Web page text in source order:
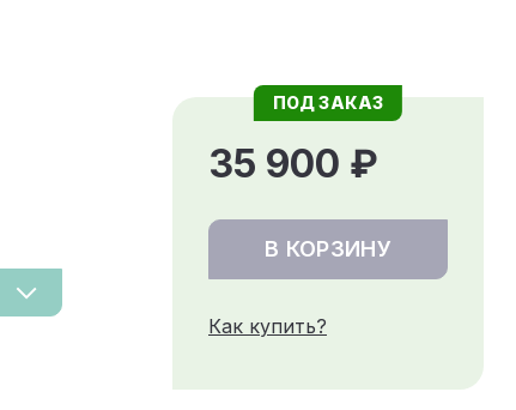
ПОД ЗАКАЗ
35 900 ₽
В КОРЗИНУ
Как купить?